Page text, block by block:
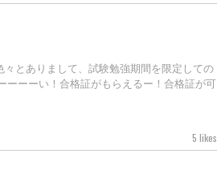
とありまして、試験勉強期間を限定しての
ーーい！合格証がもらえるー！合格証が可
5 likes